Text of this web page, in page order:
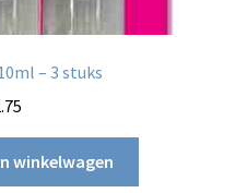
– 3 stuks
winkelwagen